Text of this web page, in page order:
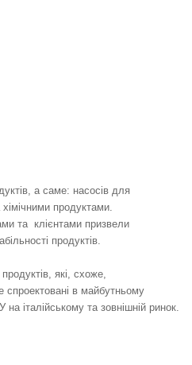
а саме: насосів для
продуктами.
та  клієнтами призвели
продуктів.
які, схоже,
в майбутньому
італійському та зовнішній ринок.